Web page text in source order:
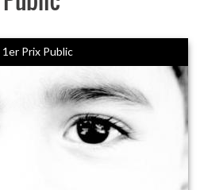
1er Prix Public